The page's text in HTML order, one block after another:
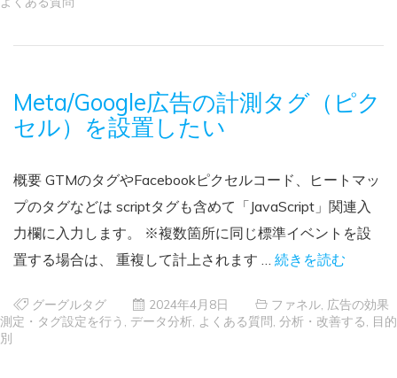
Meta/Google広告の計測タグ（ピク
セル）を設置したい
概要 GTMのタグやFacebookピクセルコード、ヒートマッ
プのタグなどは scriptタグも含めて「JavaScript」関連入
力欄に入力します。 ※複数箇所に同じ標準イベントを設
置する場合は、 重複して計上されます … 続きを読む
グーグルタグ 2024年4月8日 ファネル 広告の効果
測定・タグ設定を行う
データ分析 よくある質問 分析・改善する
目的
別